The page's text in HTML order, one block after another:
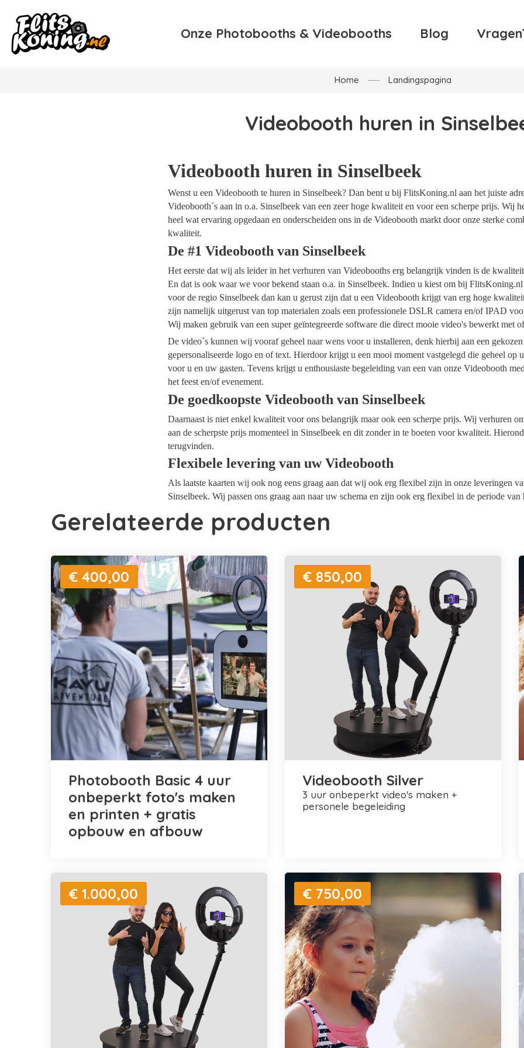
Onze Photobooths & Videobooths Blog
Home Landingspagina
Videobooth huren in
Videobooth huren in Sinselbeek
Wenst u een Videobooth te huren in Sinselbeek? Dan bent u bij FlitsKoning.nl aan het juiste
Videobooth´s aan in o.a. Sinselbeek van een zeer hoge kwaliteit en voor een scherpe prijs. Wij
heel wat ervaring opgedaan en onderscheiden ons in de Videobooth markt door onze sterke
kwaliteit.
De #1 Videobooth van Sinselbeek
Het eerste dat wij als leider in het verhuren van Videobooths erg belangrijk vinden is de
En dat is ook waar we voor bekend staan o.a. in Sinselbeek. Indien u kiest om bij
voor de regio Sinselbeek dan kan u gerust zijn dat u een Videobooth krijgt van erg hoge
zijn namelijk uitgerust van top materialen zoals een professionele DSLR camera en/of IPAD
Wij maken gebruik van een super geïntegreerde software die direct mooie video's bewerkt met
De video´s kunnen wij vooraf geheel naar wens voor u installeren, denk hierbij aan een
gepersonaliseerde logo en of text. Hierdoor krijgt u een mooi moment vastgelegd die geheel op
voor u en uw gasten. Tevens krijgt u enthousiaste begeleiding van een van onze Videobooth
het feest en/of evenement.
De goedkoopste Videobooth van Sinselbeek
Daarnaast is niet enkel kwaliteit voor ons belangrijk maar ook een scherpe prijs. Wij verhuren
aan de scherpste prijs momenteel in Sinselbeek en dit zonder in te boeten voor kwaliteit.
terugvinden.
Flexibele levering van uw Videobooth
Als laatste kaarten wij ook nog eens graag aan dat wij ook erg flexibel zijn in onze leveringen
Sinselbeek. Wij passen ons graag aan naar uw schema en zijn ook erg flexibel in de periode
Gerelateerde producten
€ 400,00
Photobooth Basic 4 uur
onbeperkt foto's maken
en printen + gratis
opbouw en afbouw
€ 850,00
Videobooth Silver
3 uur onbeperkt video's maken +
personele begeleiding
€ 1.000,00 € 750,00